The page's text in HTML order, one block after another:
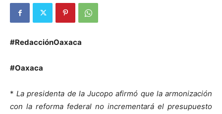
#RedacciónOaxaca
#Oaxaca
*La presidenta de la Jucopo afirmó que la armonización
con la reforma federal no incrementará el presupuesto